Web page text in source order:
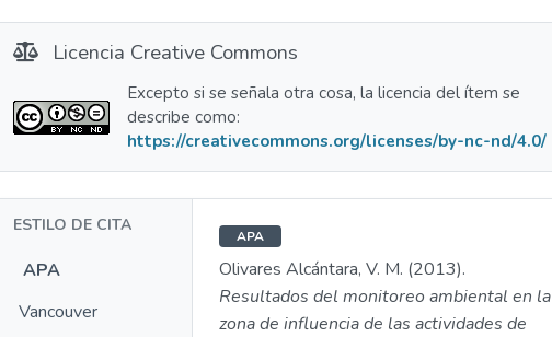
Licencia Creative Commons
Excepto si se señala otra cosa, la licencia del ítem se
describe como:
https://creativecommons.org/licenses/by-nc-nd/4.0/
ESTILO DE CITA
APA
Vancouver
APA
Olivares Alcántara, V. M. (2013).
Resultados del monitoreo ambiental en la
zona de influencia de las actividades de